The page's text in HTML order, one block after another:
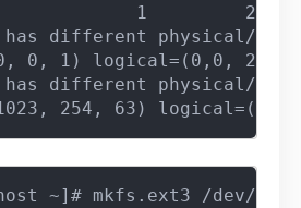
1         262
different physical/
0, 1) logical=(0,0, 2)
different physical/
~]# mkfs.ext3 /dev/sdb1